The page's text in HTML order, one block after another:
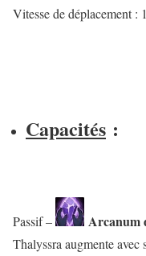
Vitesse de déplacement :
Capacités :
Passif – Arcanum
Thalyssra augmente